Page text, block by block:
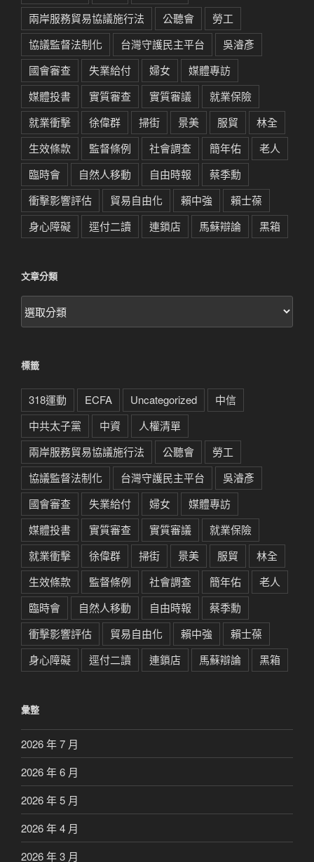
兩岸服務貿易協議施行法
公聽會
勞工
協議監督法制化
台灣守護民主平台
吳濬彥
國會審查
失業給付 婦女
媒體專訪
媒體投書
實質審查 實質審議
就業保險
就業衝擊
徐偉群 掃街 景美 服貿
林全
生效條款
監督條例 社會調查 簡年佑
老人
臨時會
自然人移動 自由時報
蔡季勳
衝擊影響評估
貿易自由化 賴中強
賴士葆
身心障礙
逕付二讀 連鎖店 馬蘇辯論 黑箱
文章分類
文
章
標籤
318運動 ECFA Uncategorized
中信
中共太子黨
中資
人權清單
兩岸服務貿易協議施行法
公聽會
勞工
協議監督法制化
台灣守護民主平台
吳濬彥
國會審查
失業給付 婦女
媒體專訪
媒體投書
實質審查 實質審議
就業保險
就業衝擊
徐偉群 掃街 景美 服貿
林全
生效條款
監督條例 社會調查 簡年佑
老人
臨時會
自然人移動 自由時報
蔡季勳
衝擊影響評估
貿易自由化 賴中強
賴士葆
身心障礙
逕付二讀 連鎖店 馬蘇辯論 黑箱
彙整
2026 年 7 月
2026 年 6 月
2026 年 5 月
2026 年 4 月
2026 年 3 月